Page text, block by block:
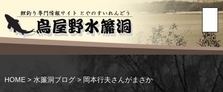
HOME> 水簾洞ブログ> 岡本行夫さんがまさか